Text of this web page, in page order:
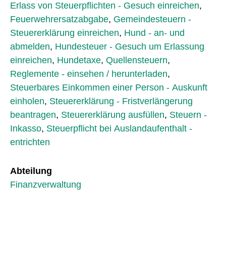
Erlass von Steuerpflichten - Gesuch einreichen,
Feuerwehrersatzabgabe, Gemeindesteuern -
Steuererklärung einreichen, Hund - an- und
abmelden, Hundesteuer - Gesuch um Erlassung
einreichen, Hundetaxe, Quellensteuern,
Reglemente - einsehen / herunterladen,
Steuerbares Einkommen einer Person - Auskunft
einholen, Steuererklärung - Fristverlängerung
beantragen, Steuererklärung ausfüllen, Steuern -
Inkasso, Steuerpflicht bei Auslandaufenthalt -
entrichten
Abteilung
Finanzverwaltung